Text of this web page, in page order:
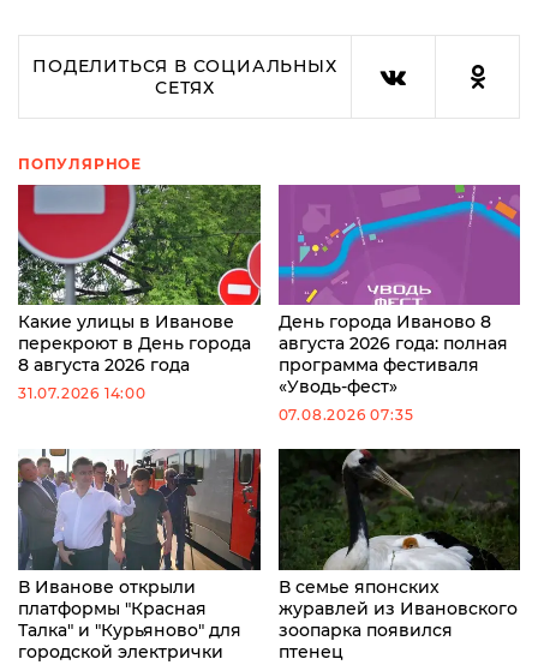
ПОДЕЛИТЬСЯ В СОЦИАЛЬНЫХ
СЕТЯХ
ПОПУЛЯРНОЕ
Какие улицы в Иванове
перекроют в День города
8 августа 2026 года
31.07.2026 14:00
День города Иваново 8
августа 2026 года: полная
программа фестиваля
«Уводь-фест»
07.08.2026 07:35
В Иванове открыли
платформы "Красная
Талка" и "Курьяново" для
городской электрички
В семье японских
журавлей из Ивановского
зоопарка появился
птенец